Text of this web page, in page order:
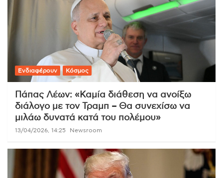
Ενδιαφέρουν Κόσμος
Πάπας Λέων: «Καμία διάθεση να ανοίξω
διάλογο με τον Τραμπ – Θα συνεχίσω να
μιλάω δυνατά κατά του πολέμου»
13/04/2026, 14:25 Newsroom